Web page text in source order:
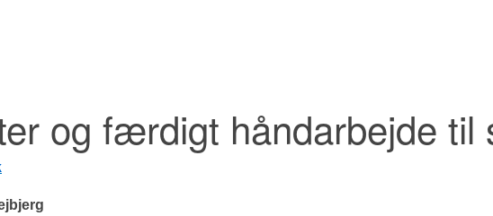
og færdigt håndarbejde til